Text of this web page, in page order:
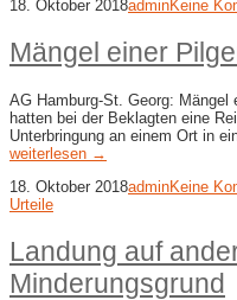
18. Oktober 2018adminKeine
Mängel einer
AG Hamburg-St. Georg:
hatten bei der Beklagten eine
Unterbringung an einem Ort in
weiterlesen →
18. Oktober 2018adminKeine
Urteile
Landung auf
Minderungsgrund